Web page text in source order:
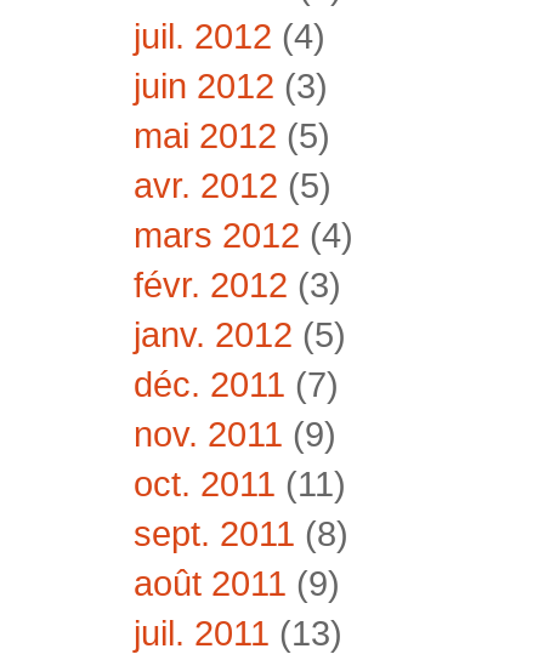
juil. 2012 (4)
juin 2012 (3)
mai 2012 (5)
avr. 2012 (5)
mars 2012 (4)
févr. 2012 (3)
janv. 2012 (5)
déc. 2011 (7)
nov. 2011 (9)
oct. 2011 (11)
sept. 2011 (8)
août 2011 (9)
juil. 2011 (13)